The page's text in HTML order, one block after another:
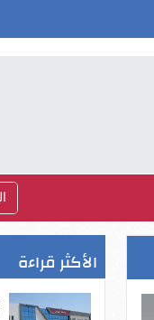
الأكثر قراءة